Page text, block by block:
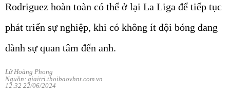
Rodriguez hoàn toàn có thể ở lại La Liga để tiếp tục
phát triển sự nghiệp, khi có không ít đội bóng đang
dành sự quan tâm đến anh.
Lữ Hoàng Phong
Nguồn: giaitri.thoibaovhnt.com.vn
12:32 22/06/2024